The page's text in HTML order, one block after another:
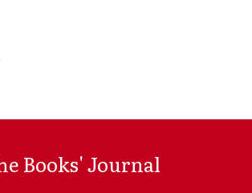
Books' Journal